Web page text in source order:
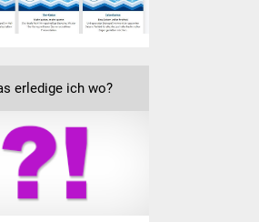
Wohnimmobilien +
Baugrundstücke
Wirtschaftsförderung
Gewerbeimmobilien
erledige ich wo?